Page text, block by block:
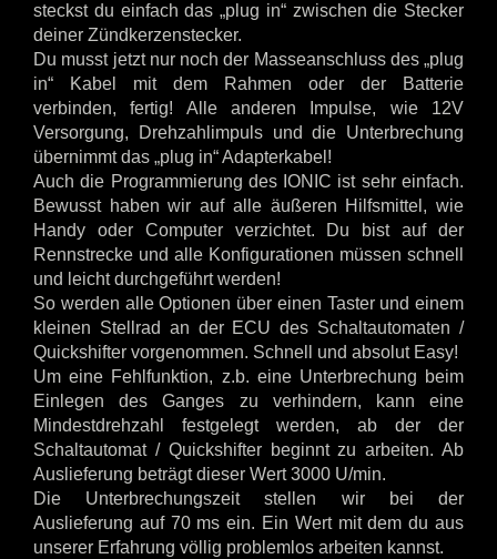
steckst du einfach das „plug in“ zwischen die Stecker
deiner Zündkerzenstecker.
Du musst jetzt nur noch der Masseanschluss des „plug
in“ Kabel mit dem Rahmen oder der Batterie
verbinden, fertig! Alle anderen Impulse, wie 12V
Versorgung, Drehzahlimpuls und die Unterbrechung
übernimmt das „plug in“ Adapterkabel!
Auch die Programmierung des IONIC ist sehr einfach.
Bewusst haben wir auf alle äußeren Hilfsmittel, wie
Handy oder Computer verzichtet. Du bist auf der
Rennstrecke und alle Konfigurationen müssen schnell
und leicht durchgeführt werden!
So werden alle Optionen über einen Taster und einem
kleinen Stellrad an der ECU des Schaltautomaten /
Quickshifter vorgenommen. Schnell und absolut Easy!
Um eine Fehlfunktion, z.b. eine Unterbrechung beim
Einlegen des Ganges zu verhindern, kann eine
Mindestdrehzahl festgelegt werden, ab der der
Schaltautomat / Quickshifter beginnt zu arbeiten. Ab
Auslieferung beträgt dieser Wert 3000 U/min.
Die Unterbrechungszeit stellen wir bei der
Auslieferung auf 70 ms ein. Ein Wert mit dem du aus
unserer Erfahrung völlig problemlos arbeiten kannst.